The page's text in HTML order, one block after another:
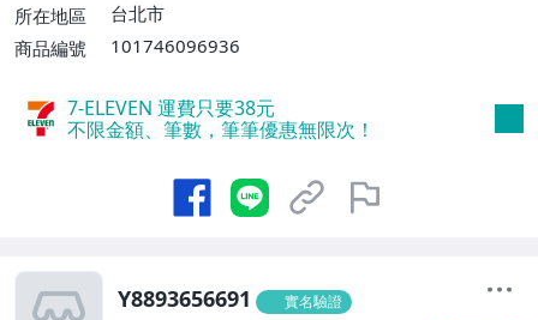
所在地區
台北市
商品編號
101746096936
7-ELEVEN 運費只要38元
不限金額、筆數，筆筆優惠無限次！
Y8893656691 實名驗證